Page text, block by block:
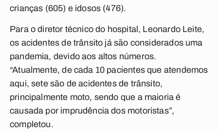
crianças (605) e idosos (476).
Para o diretor técnico do hospital, Leonardo Leite,
os acidentes de trânsito já são considerados uma
pandemia, devido aos altos números.
“Atualmente, de cada 10 pacientes que atendemos
aqui, sete são de acidentes de trânsito,
principalmente moto, sendo que a maioria é
causada por imprudência dos motoristas”,
completou.